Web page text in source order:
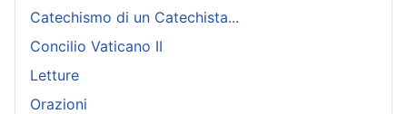
Catechismo di un Catechista...
Concilio Vaticano II
Letture
Orazioni